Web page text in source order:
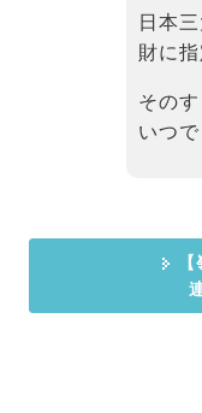
日本
財に
その
いつ